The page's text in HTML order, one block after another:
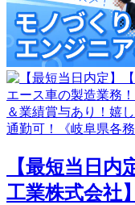
【最短当日
工業株式会社